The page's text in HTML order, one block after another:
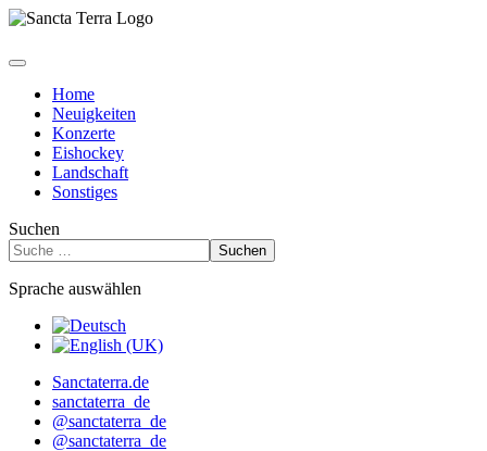
Home
Neuigkeiten
Konzerte
Eishockey
Landschaft
Sonstiges
Suchen
Suchen
Sprache auswählen
Sanctaterra.de
sanctaterra_de
@sanctaterra_de
@sanctaterra_de